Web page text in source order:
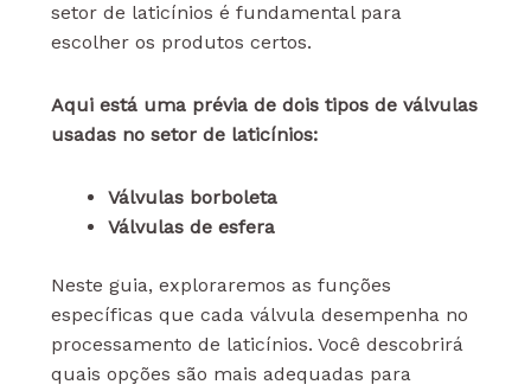
setor de laticínios é fundamental para
escolher os produtos certos.
Aqui está uma prévia de dois tipos de válvulas
usadas no setor de laticínios:
Válvulas borboleta
Válvulas de esfera
Neste guia, exploraremos as funções
específicas que cada válvula desempenha no
processamento de laticínios. Você descobrirá
quais opções são mais adequadas para